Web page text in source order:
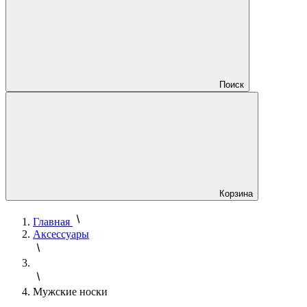
Поиск
Корзина
Главная
Аксессуары
Мужские носки